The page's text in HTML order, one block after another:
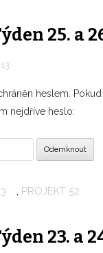
25. a
heslem.
nejdříve heslo:
, PROJEKT 52
23. a